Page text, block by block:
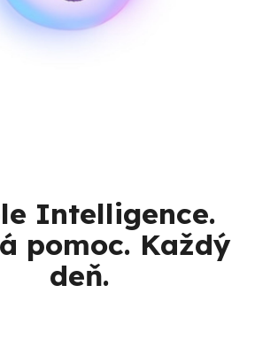
Intelligence.
pomoc. Každý
deň.